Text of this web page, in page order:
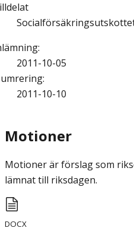
:
2011-10-05
:
2011-10-10
Motioner
Motioner är förslag som
lämnat till riksdagen.
DOCX